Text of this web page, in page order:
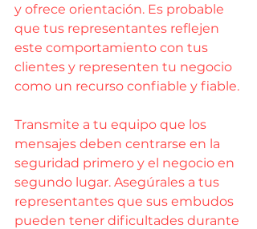
y ofrece orientación. Es probable
que tus representantes reflejen
este comportamiento con tus
clientes y representen tu negocio
como un recurso confiable y fiable.
Transmite a tu equipo que los
mensajes deben centrarse en la
seguridad primero y el negocio en
segundo lugar. Asegúrales a tus
representantes que sus embudos
pueden tener dificultades durante